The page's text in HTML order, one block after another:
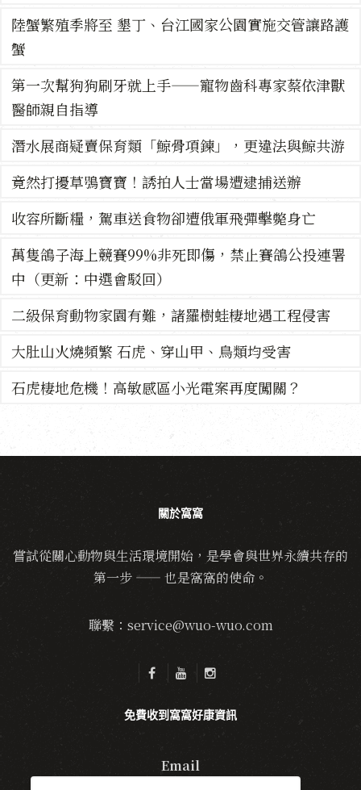
陸蟹繁殖季將至 墾丁、台江國家公園實施交管讓路護
蟹
第一次幫狗狗刷牙就上手——寵物齒科專家蔡依津獸
醫師親自指導
潛水展商疑賣保育類「鯨骨項鍊」，更違法與鯨共游
竟然打擾草鴞寶寶！誘拍人士當場遭逮捕送辦
收容所斷糧，駕車送食物卻遭俄軍飛彈擊斃身亡
萬隻鴿子海上競賽99%非死即傷，禁止賽鴿公投連署
中（更新：中選會駁回）
二級保育動物家園有難，諸羅樹蛙棲地遇工程侵害
大肚山火燒頻繁 石虎、穿山甲、鳥類均受害
石虎棲地危機！高敏感區小光電案再度闖關？
關於窩窩
嘗試從關心動物與生活環境開始，是學會與世界永續共存的
第一步 —— 也是窩窩的使命。
聯繫：service@wuo-wuo.com
免費收到窩窩好康資訊
Email